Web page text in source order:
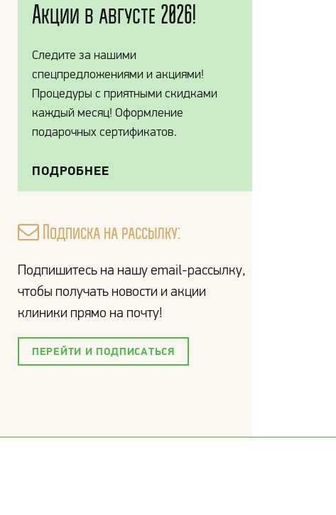
Акции в августе 2026!
Следите за нашими
спецпредложениями и акциями!
Процедуры с приятными скидками
каждый месяц! Оформление
подарочных сертификатов.
ПОДРОБНЕЕ
Подписка на рассылку:
Подпишитесь на нашу email-рассылку,
чтобы получать новости и акции
клиники прямо на почту!
ПЕРЕЙТИ И ПОДПИСАТЬСЯ